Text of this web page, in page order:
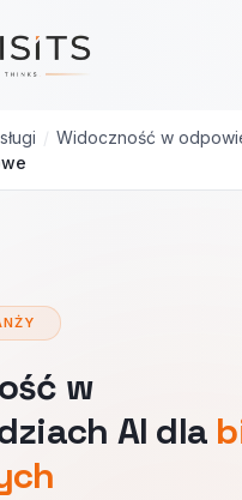
/ Widoczność w
w
AI dla